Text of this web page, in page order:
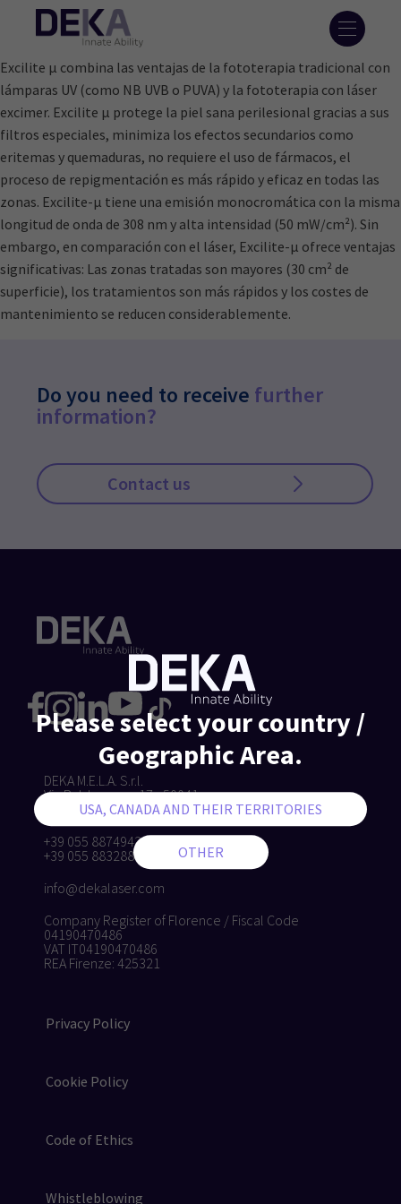
Excilite μ combina las ventajas de la fototerapia tradicional con
lámparas UV (como NB UVB o PUVA) y la fototerapia con láser
excimer. Excilite μ protege la piel sana perilesional gracias a sus
filtros especiales, minimiza los efectos secundarios como
eritemas y quemaduras, no requiere el uso de fármacos, el
proceso de repigmentación es más rápido y eficaz en todas las
zonas. Excilite-μ tiene una emisión monocromática con la misma
longitud de onda de 308 nm y alta intensidad (50 mW/cm²). Sin
embargo, en comparación con el láser, Excilite-μ ofrece ventajas
significativas: Las zonas tratadas son mayores (30 cm² de
superficie), los tratamientos son más rápidos y los costes de
mantenimiento se reducen considerablemente.
Do you need to receive further
information?
Contact us
DEKA M.E.L.A. S.r.l.
Via Baldanzese, 17 - 50041
Calenzano (FI), Italy
+39 055 8874942
+39 055 8832884
info@dekalaser.com
Company Register of Florence / Fiscal Code
04190470486
VAT IT04190470486
REA Firenze: 425321
Privacy Policy
Cookie Policy
Code of Ethics
Whistleblowing
Please select your country /
Geographic Area.